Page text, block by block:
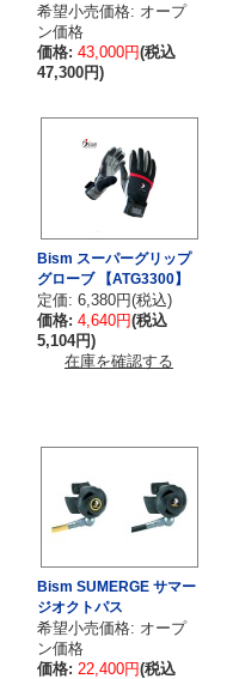
希望小売価格: オープ
ン価格
価格: 43,000円(税込
47,300円)
Bism スーパーグリップ
グローブ 【ATG3300】
定価: 6,380円(税込)
価格: 4,640円(税込
5,104円)
在庫を確認する
Bism SUMERGE サマー
ジオクトパス
希望小売価格: オープ
ン価格
価格: 22,400円(税込